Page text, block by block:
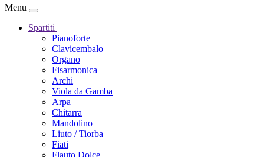
Menu
Spartiti
Pianoforte
Clavicembalo
Organo
Fisarmonica
Archi
Viola da Gamba
Arpa
Chitarra
Mandolino
Liuto / Tiorba
Fiati
Flauto Dolce